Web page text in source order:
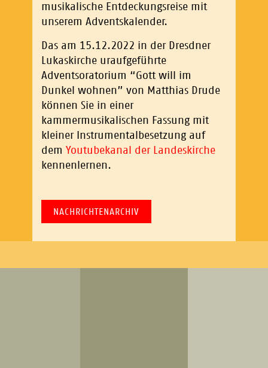
musikalische Entdeckungsreise mit
unserem Adventskalender.
Das am 15.12.2022 in der Dresdner
Lukaskirche uraufgeführte
Adventsoratorium “Gott will im
Dunkel wohnen” von Matthias Drude
können Sie in einer
kammermusikalischen Fassung mit
kleiner Instrumentalbesetzung auf
dem Youtubekanal der Landeskirche
kennenlernen.
NACHRICHTENARCHIV